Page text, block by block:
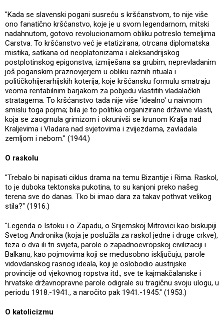
"Kada se slavenski pogani susreću s kršćanstvom, to nije više
ono fanatično kršćanstvo, koje je u svom legendarnom, mitski
nadahnutom, gotovo revolucionarnom obliku potreslo temeljima
Carstva. To kršćanstvo već je etatizirana, otrcana diplomatska
mistika, satkana od neoplatonizama i aleksandrijskog
postplotinskog epigonstva, izmiješana sa grubim, neprevladanim
još poganskim praznovjerjem u obliku raznih rituala i
političkohijerarhijskih koterija, koje kršćansku formulu smatraju
veoma rentabilnim barjakom za pobjedu vlastitih vladalačkih
stratagema. To kršćanstvo tada nije više 'idealno' u naivnom
smislu toga pojma; bila je to politika organizirane državne vlasti,
koja se zaogrnula grimizom i okrunivši se krunom Kralja nad
Kraljevima i Vladara nad svjetovima i zvijezdama, zavladala
zemljom i nebom." (1944.)
O raskolu
"Trebalo bi napisati ciklus drama na temu Bizantije i Rima. Raskol,
to je duboka tektonska pukotina, to su kanjoni preko našeg
terena sve do danas. Tko bi imao dara za takav pothvat velikog
stila?" (1916.)
"Legenda o Istoku i o Zapadu, o Srijemskoj Mitrovici kao biskupiji
Svetog Andronika (koja je poslužila za raskol jedne i druge crkve),
teza o dva ili tri svijeta, parole o zapadnoevropskoj civilizaciji i
Balkanu, kao pojmovima koji se međusobno isključuju, parole
vidovdanskog rasnog ideala, koji je oslobodio austrijske
provincije od vjekovnog ropstva itd., sve te kajmakčalanske i
hrvatske državnopravne parole odigrale su tragičnu svoju ulogu, u
periodu 1918.-1941., a naročito pak 1941.-1945." (1953.)
O katolicizmu